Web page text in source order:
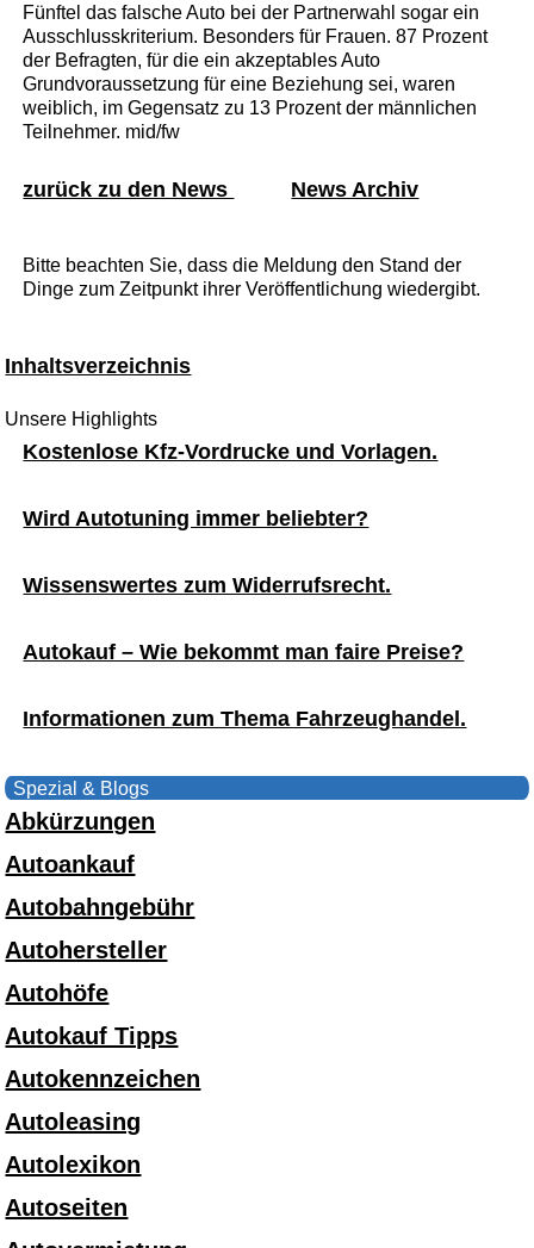
Fünftel das falsche Auto bei der Partnerwahl sogar ein
Ausschlusskriterium. Besonders für Frauen. 87 Prozent
der Befragten, für die ein akzeptables Auto
Grundvoraussetzung für eine Beziehung sei, waren
weiblich, im Gegensatz zu 13 Prozent der männlichen
Teilnehmer. mid/fw
zurück zu den News News Archiv
Bitte beachten Sie, dass die Meldung den Stand der
Dinge zum Zeitpunkt ihrer Veröffentlichung wiedergibt.
Inhaltsverzeichnis
Unsere Highlights
Kostenlose Kfz-Vordrucke und Vorlagen.
Wird Autotuning immer beliebter?
Wissenswertes zum Widerrufsrecht.
Autokauf – Wie bekommt man faire Preise?
Informationen zum Thema Fahrzeughandel.
Spezial & Blogs
Abkürzungen
Autoankauf
Autobahngebühr
Autohersteller
Autohöfe
Autokauf Tipps
Autokennzeichen
Autoleasing
Autolexikon
Autoseiten